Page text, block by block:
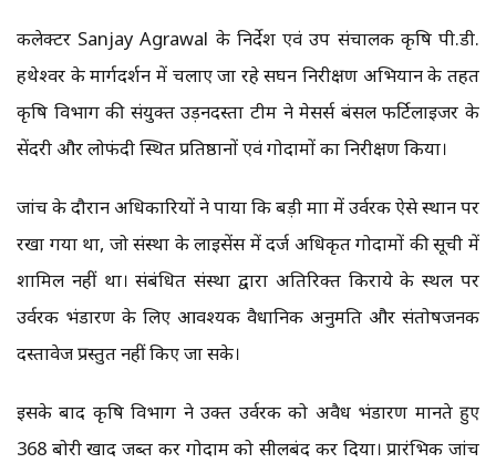
कलेक्टर Sanjay Agrawal के निर्देश एवं उप संचालक कृषि पी.डी.
हथेश्वर के मार्गदर्शन में चलाए जा रहे सघन निरीक्षण अभियान के तहत
कृषि विभाग की संयुक्त उड़नदस्ता टीम ने मेसर्स बंसल फर्टिलाइजर के
सेंदरी और लोफंदी स्थित प्रतिष्ठानों एवं गोदामों का निरीक्षण किया।
जांच के दौरान अधिकारियों ने पाया कि बड़ी मात्रा में उर्वरक ऐसे स्थान पर
रखा गया था, जो संस्था के लाइसेंस में दर्ज अधिकृत गोदामों की सूची में
शामिल नहीं था। संबंधित संस्था द्वारा अतिरिक्त किराये के स्थल पर
उर्वरक भंडारण के लिए आवश्यक वैधानिक अनुमति और संतोषजनक
दस्तावेज प्रस्तुत नहीं किए जा सके।
इसके बाद कृषि विभाग ने उक्त उर्वरक को अवैध भंडारण मानते हुए
368 बोरी खाद जब्त कर गोदाम को सीलबंद कर दिया। प्रारंभिक जांच